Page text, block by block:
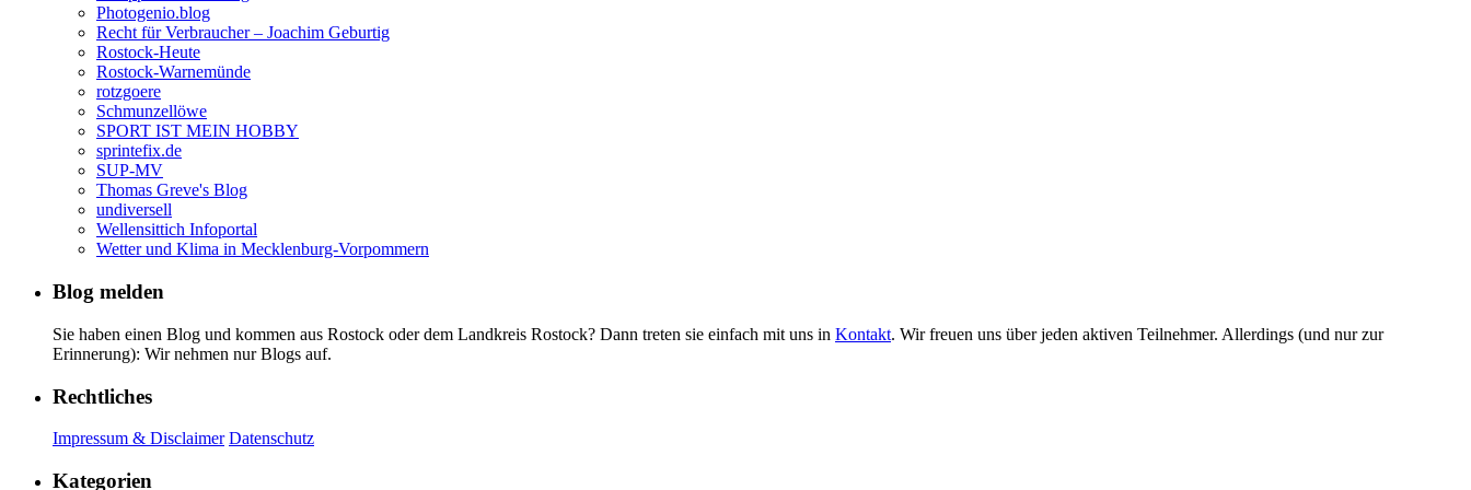
Photogenio.blog
Recht für Verbraucher – Joachim Geburtig
Rostock-Heute
Rostock-Warnemünde
rotzgoere
Schmunzellöwe
SPORT IST MEIN HOBBY
sprintefix.de
SUP-MV
Thomas Greve's Blog
undiversell
Wellensittich Infoportal
Wetter und Klima in Mecklenburg-Vorpommern
Blog melden
Sie haben einen Blog und kommen aus Rostock oder dem Landkreis Rostock? Dann treten sie einfach mit uns in Kontakt. Wir freuen uns über jeden aktiven Teilnehmer. Allerdings (und nur zur
Erinnerung): Wir nehmen nur Blogs auf.
Rechtliches
Impressum & Disclaimer Datenschutz
Kategorien